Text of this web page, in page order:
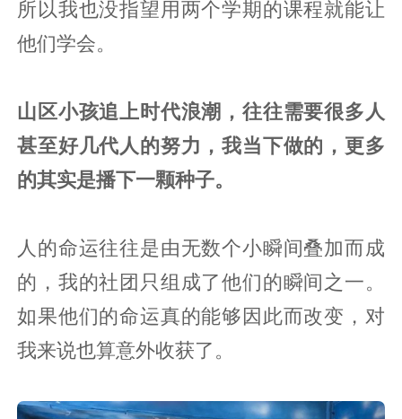
所以我也没指望用两个学期的课程就能让
他们学会。
山区小孩追上时代浪潮，往往需要很多人
甚至好几代人的努力，我当下做的，更多
的其实是播下一颗种子。
人的命运往往是由无数个小瞬间叠加而成
的，我的社团只组成了他们的瞬间之一。
如果他们的命运真的能够因此而改变，对
我来说也算意外收获了。